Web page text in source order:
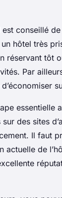
conseillé
hôtel très
réservant tôt
Par
essentielle
des sites
Il faut
actuelle de